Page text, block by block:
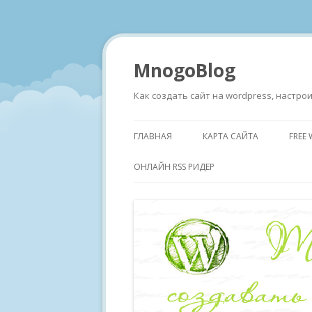
MnogoBlog
Как создать сайт на wordpress,
ГЛАВНАЯ КАРТА САЙТА
ОНЛАЙН RSS РИДЕР